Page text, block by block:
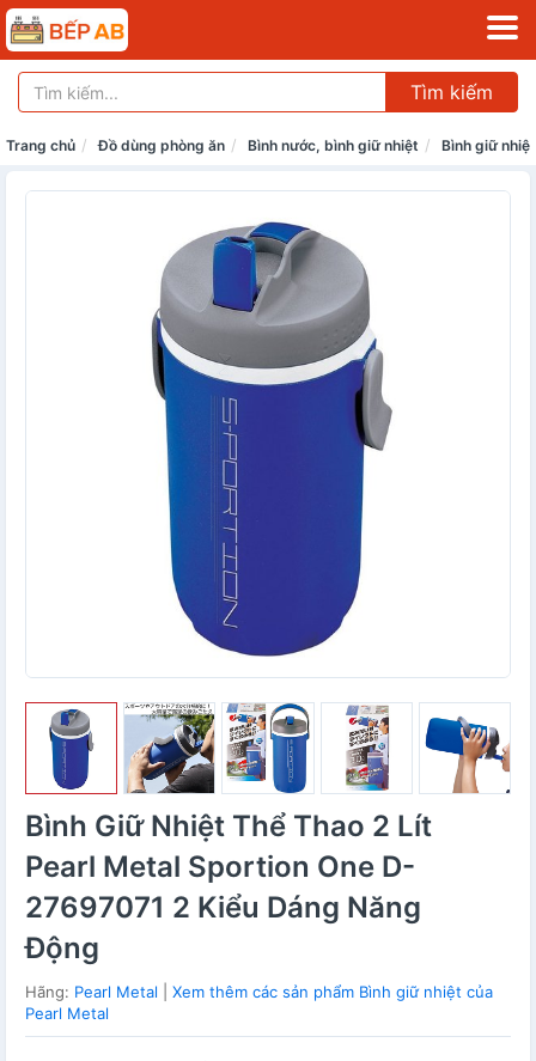
Tìm kiếm
Trang chủ Đồ dùng phòng ăn Bình nước, bình giữ nhiệt Bình giữ nhiệt
Bình Giữ Nhiệt Thể Thao 2 Lít
Pearl Metal Sportion One D-
27697071 2 Kiểu Dáng Năng
Động
Hãng: Pearl Metal
Xem thêm các sản phẩm Bình giữ nhiệt của
Pearl Metal